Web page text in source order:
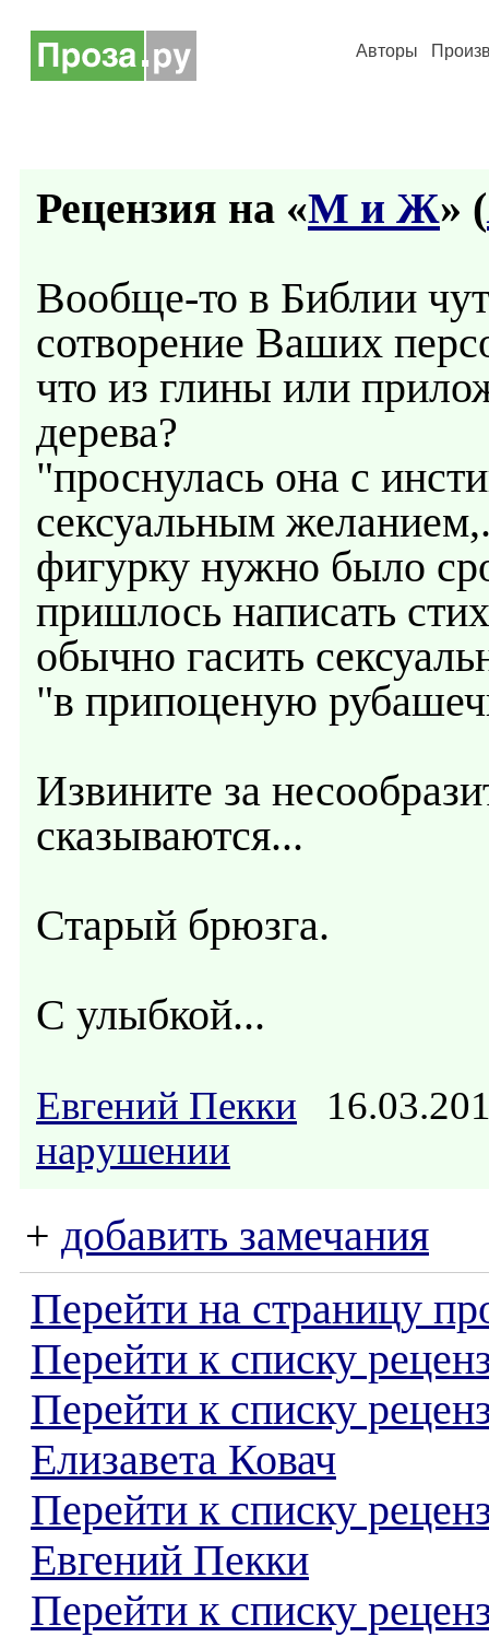
Авторы
Рецензия на «М и Ж» (
Вообще-то в Библии
сотворение Ваших
что из глины или
дерева?
"проснулась она с
сексуальным
фигурку нужно было
пришлось написать
обычно гасить
"в припоценую
Извините за
сказываются...
Старый брюзга.
С улыбкой...
Евгений Пекки
нарушении
+ добавить замечания
Перейти на страницу
Перейти к списку
Перейти к списку
Елизавета Ковач
Перейти к списку
Евгений Пекки
Перейти к списку